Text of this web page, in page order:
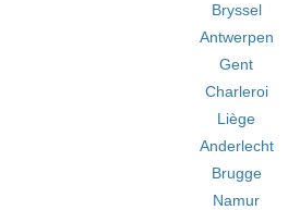
Bryssel
Antwerpen
Gent
Charleroi
Liège
Anderlecht
Brugge
Namur